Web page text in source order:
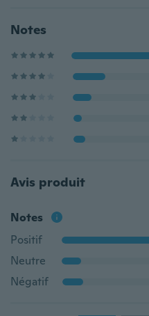
Notes
Avis produit
Notes
Positif
Neutre
Négatif